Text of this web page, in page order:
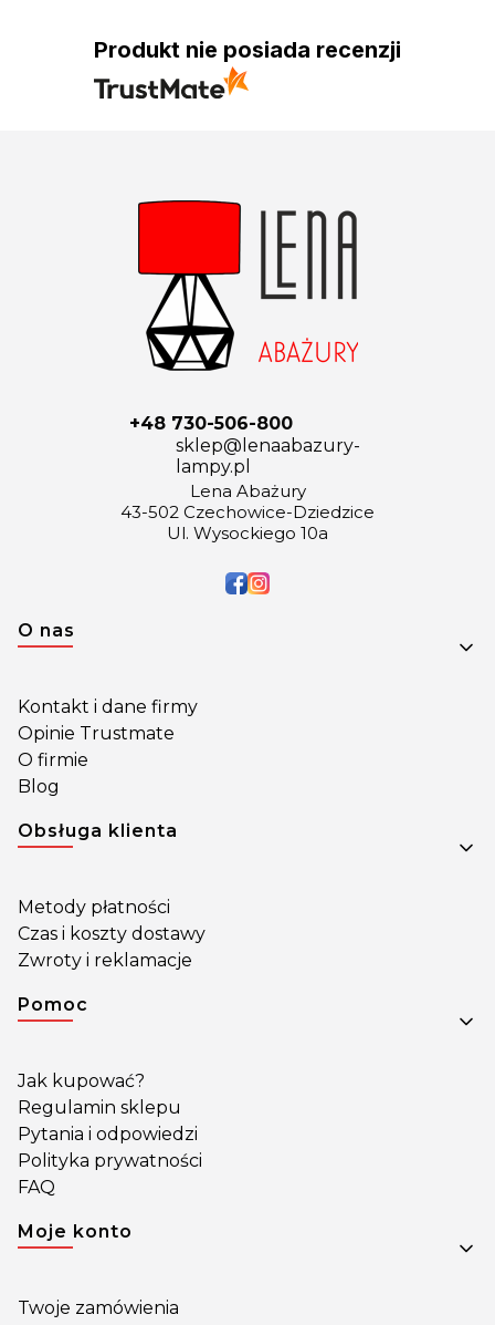
Produkt nie posiada recenzji
+48 730-506-800
sklep@lenaabazury-
lampy.pl
Lena Abażury
43-502 Czechowice-Dziedzice
Ul. Wysockiego 10a
Linki w stopce
O nas
Kontakt i dane firmy
Opinie Trustmate
O firmie
Blog
Obsługa klienta
Metody płatności
Czas i koszty dostawy
Zwroty i reklamacje
Pomoc
Jak kupować?
Regulamin sklepu
Pytania i odpowiedzi
Polityka prywatności
FAQ
Moje konto
Twoje zamówienia